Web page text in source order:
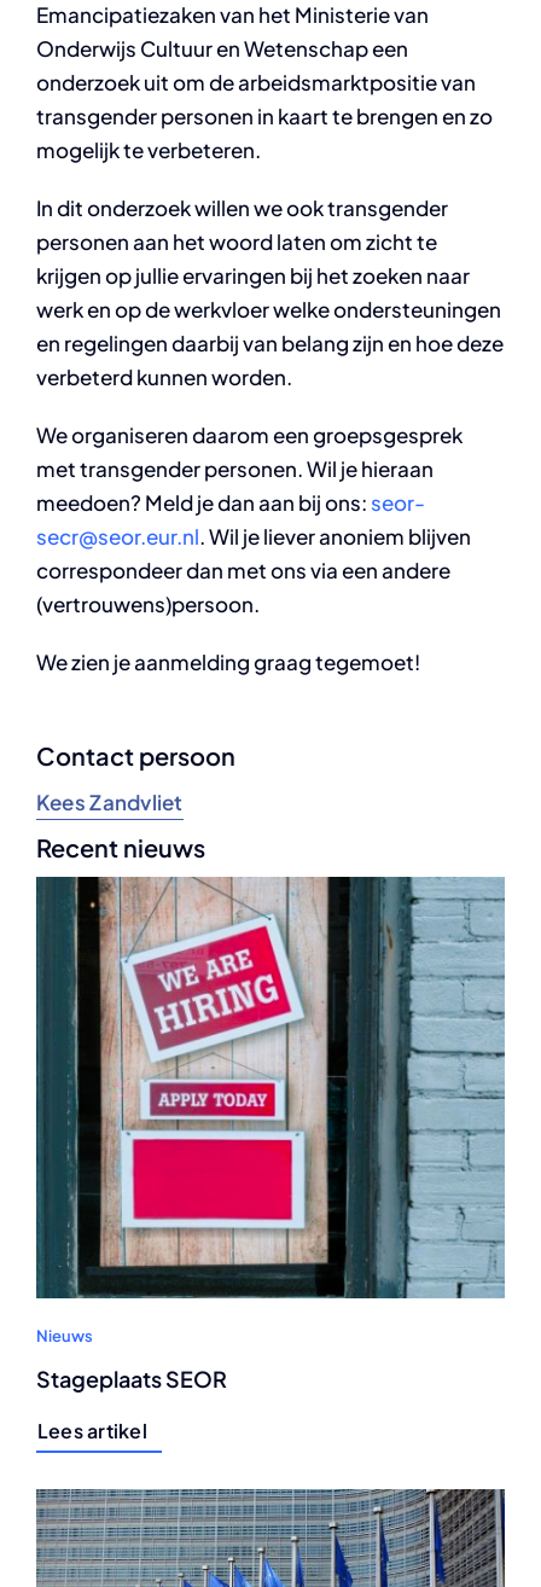
Emancipatiezaken van het Ministerie van
Onderwijs Cultuur en Wetenschap een
onderzoek uit om de arbeidsmarktpositie van
transgender personen in kaart te brengen en zo
mogelijk te verbeteren.
In dit onderzoek willen we ook transgender
personen aan het woord laten om zicht te
krijgen op jullie ervaringen bij het zoeken naar
werk en op de werkvloer welke ondersteuningen
en regelingen daarbij van belang zijn en hoe deze
verbeterd kunnen worden.
We organiseren daarom een groepsgesprek
met transgender personen. Wil je hieraan
meedoen? Meld je dan aan bij ons: seor-
secr@seor.eur.nl. Wil je liever anoniem blijven
correspondeer dan met ons via een andere
(vertrouwens)persoon.
We zien je aanmelding graag tegemoet!
Contact persoon
Kees Zandvliet
Recent nieuws
Nieuws
Stageplaats SEOR
Lees artikel